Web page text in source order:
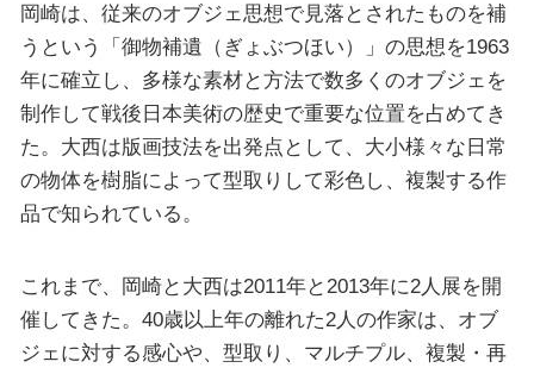
岡崎は、従来のオブジェ思想で見落とされたものを補
うという「御物補遺（ぎょぶつほい）」の思想を1963
年に確立し、多様な素材と方法で数多くのオブジェを
制作して戦後日本美術の歴史で重要な位置を占めてき
た。大西は版画技法を出発点として、大小様々な日常
の物体を樹脂によって型取りして彩色し、複製する作
品で知られている。
これまで、岡崎と大西は2011年と2013年に2人展を開
催してきた。40歳以上年の離れた2人の作家は、オブ
ジェに対する感心や、型取り、マルチプル、複製・再